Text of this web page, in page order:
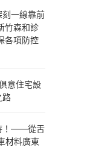
一線靠前
竹森和診
各項防控
意住宅設
路
！——從舌
材料廣東